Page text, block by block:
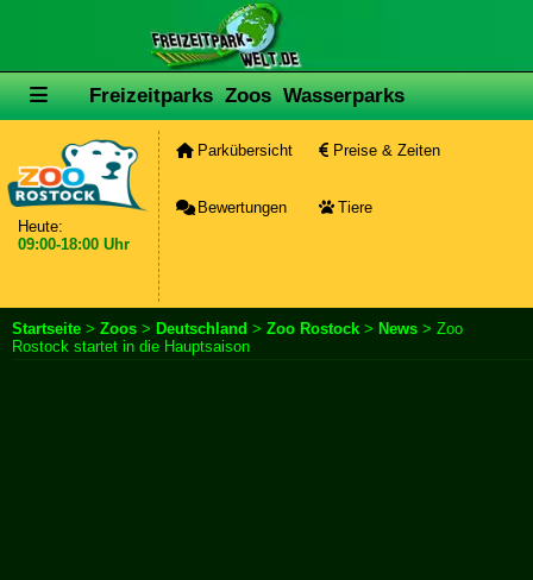
Freizeitparks Zoos Wasserparks
Heute:
09:00-18:00 Uhr
Parkübersicht Preise & Zeiten
Bewertungen Tiere
Startseite > Zoos > Deutschland > Zoo Rostock > News > Zoo
Rostock startet in die Hauptsaison